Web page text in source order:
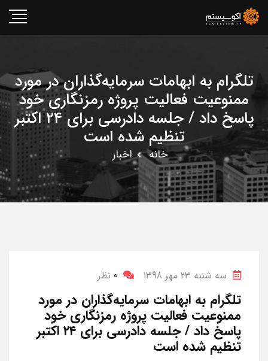
تلگرام به ابهامات سرمایه‌گذاران در مورد
ممنوعیت فعالیت پروژه رمزنگاری خود
پاسخ داد / جلسه دادرسی برای ۲۴ اکتبر
تنظیم شده است
خانه اخبار
سه شنبه 23 مهر 1398 0 نظر
تلگرام به ابهامات سرمایه‌گذاران در مورد
ممنوعیت فعالیت پروژه رمزنگاری خود
پاسخ داد / جلسه دادرسی برای ۲۴ اکتبر
تنظیم شده است